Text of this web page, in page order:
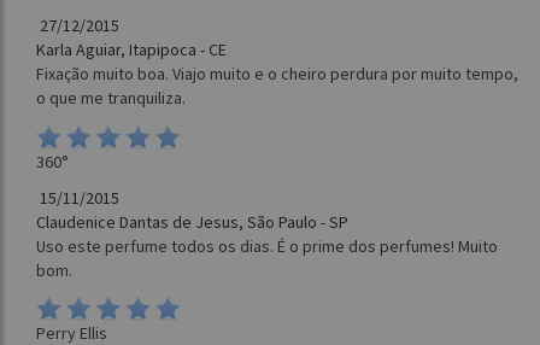
27/12/2015
Karla Aguiar, Itapipoca - CE
Fixação muito boa. Viajo muito e o cheiro perdura por muito tempo,
o que me tranquiliza.
360°
15/11/2015
Claudenice Dantas de Jesus, São Paulo - SP
Uso este perfume todos os dias. É o prime dos perfumes! Muito
bom.
Perry Ellis